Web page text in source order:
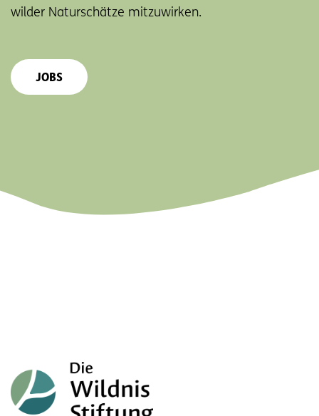
wilder Naturschätze mitzuwirken.
JOBS